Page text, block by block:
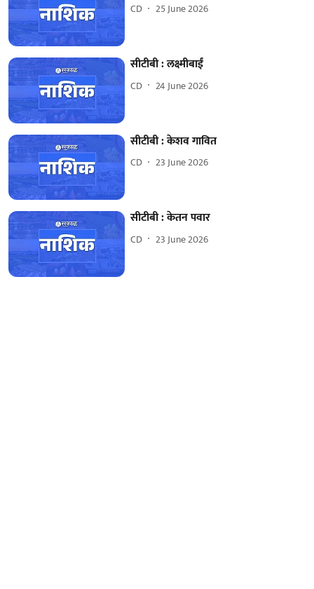
CD 25 June 2026
सीटीबी : लक्ष्मीबाईं
CD 24 June 2026
सीटीबी : केशव गावित
CD 23 June 2026
सीटीबी : केतन पवार
CD 23 June 2026